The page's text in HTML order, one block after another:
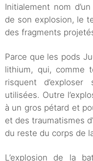
Initialement nom
de son explosion, le
des fragments
Parce que les pods
lithium, qui, comme
risquent
utilisées. Outre
à un gros pétard et
et des traumatismes
du reste du corps de
L’explosion de la